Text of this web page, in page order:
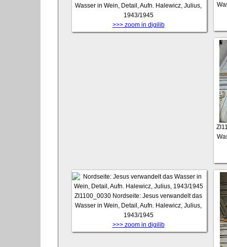
Wasser in Wein, Detail, Aufn. Halewicz, Julius,
1943/1945
>>> zoom in digilib
ZI1100_0030 Nordseite: Jesus verwandelt das
Wasser in Wein, Detail, Aufn. Halewicz, Julius,
1943/1945
>>> zoom in digilib